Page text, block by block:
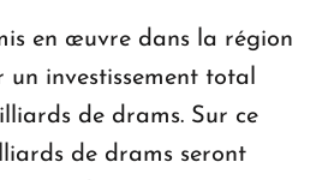
en œuvre dans la région
un investissement total
de drams. Sur ce
de drams seront